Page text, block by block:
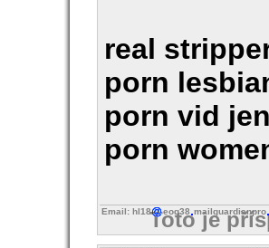
real
porn
porn vid
porn
Email: hl18 eog38 mailguardianpro
Toto je